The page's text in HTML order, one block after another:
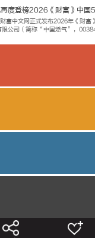
度登榜2026《财富》中国
富中文网正式发布2026年《财富
限公司（简称“中国燃气”，